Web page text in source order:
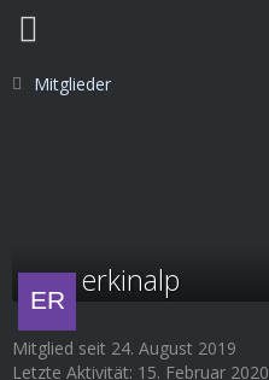
Mitglieder
erkinalp
Mitglied seit 24. August 2019
Letzte Aktivität: 15. Februar 2020